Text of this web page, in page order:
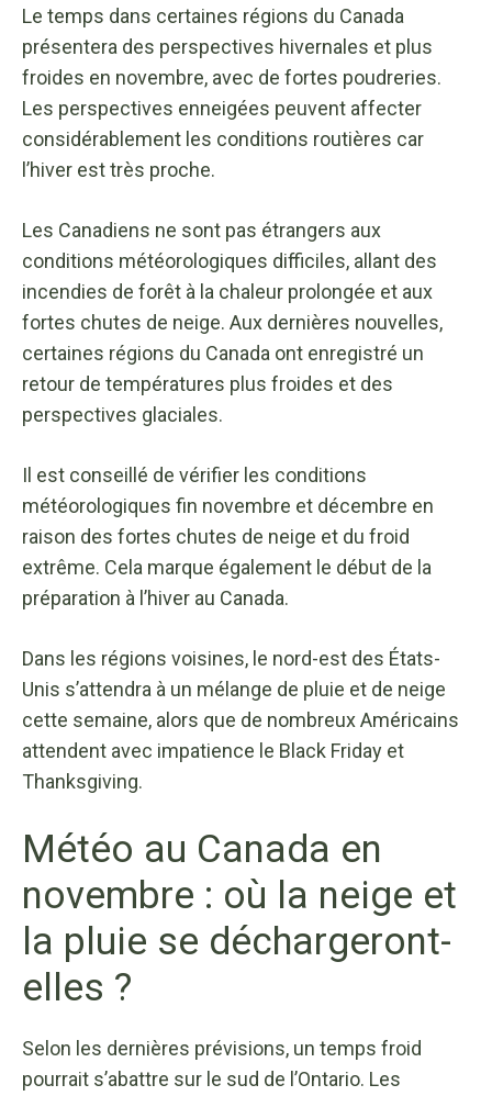
Le temps dans certaines régions du Canada
présentera des perspectives hivernales et plus
froides en novembre, avec de fortes poudreries.
Les perspectives enneigées peuvent affecter
considérablement les conditions routières car
l’hiver est très proche.
Les Canadiens ne sont pas étrangers aux
conditions météorologiques difficiles, allant des
incendies de forêt à la chaleur prolongée et aux
fortes chutes de neige. Aux dernières nouvelles,
certaines régions du Canada ont enregistré un
retour de températures plus froides et des
perspectives glaciales.
Il est conseillé de vérifier les conditions
météorologiques fin novembre et décembre en
raison des fortes chutes de neige et du froid
extrême. Cela marque également le début de la
préparation à l’hiver au Canada.
Dans les régions voisines, le nord-est des États-
Unis s’attendra à un mélange de pluie et de neige
cette semaine, alors que de nombreux Américains
attendent avec impatience le Black Friday et
Thanksgiving.
Météo au Canada en
novembre : où la neige et
la pluie se déchargeront-
elles ?
Selon les dernières prévisions, un temps froid
pourrait s’abattre sur le sud de l’Ontario. Les